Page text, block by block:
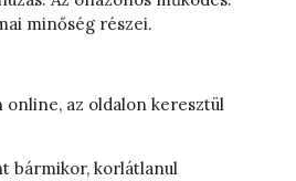
minőség részei.
online, az oldalon keresztül
bármikor, korlátlanul